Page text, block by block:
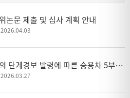
논문 제출 및 심사 계획 안내
발령에 따른 승용차 5부제(요일제) 시행 안내